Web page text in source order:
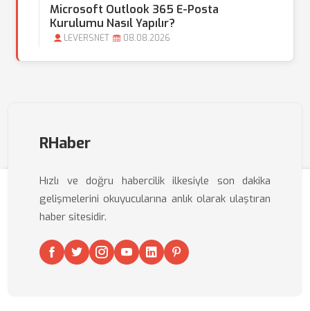
Microsoft Outlook 365 E-Posta
Kurulumu Nasıl Yapılır?
LEVERSNET 08.08.2026
RHaber
Hızlı ve doğru habercilik ilkesiyle son dakika
gelişmelerini okuyucularına anlık olarak ulaştıran
haber sitesidir.